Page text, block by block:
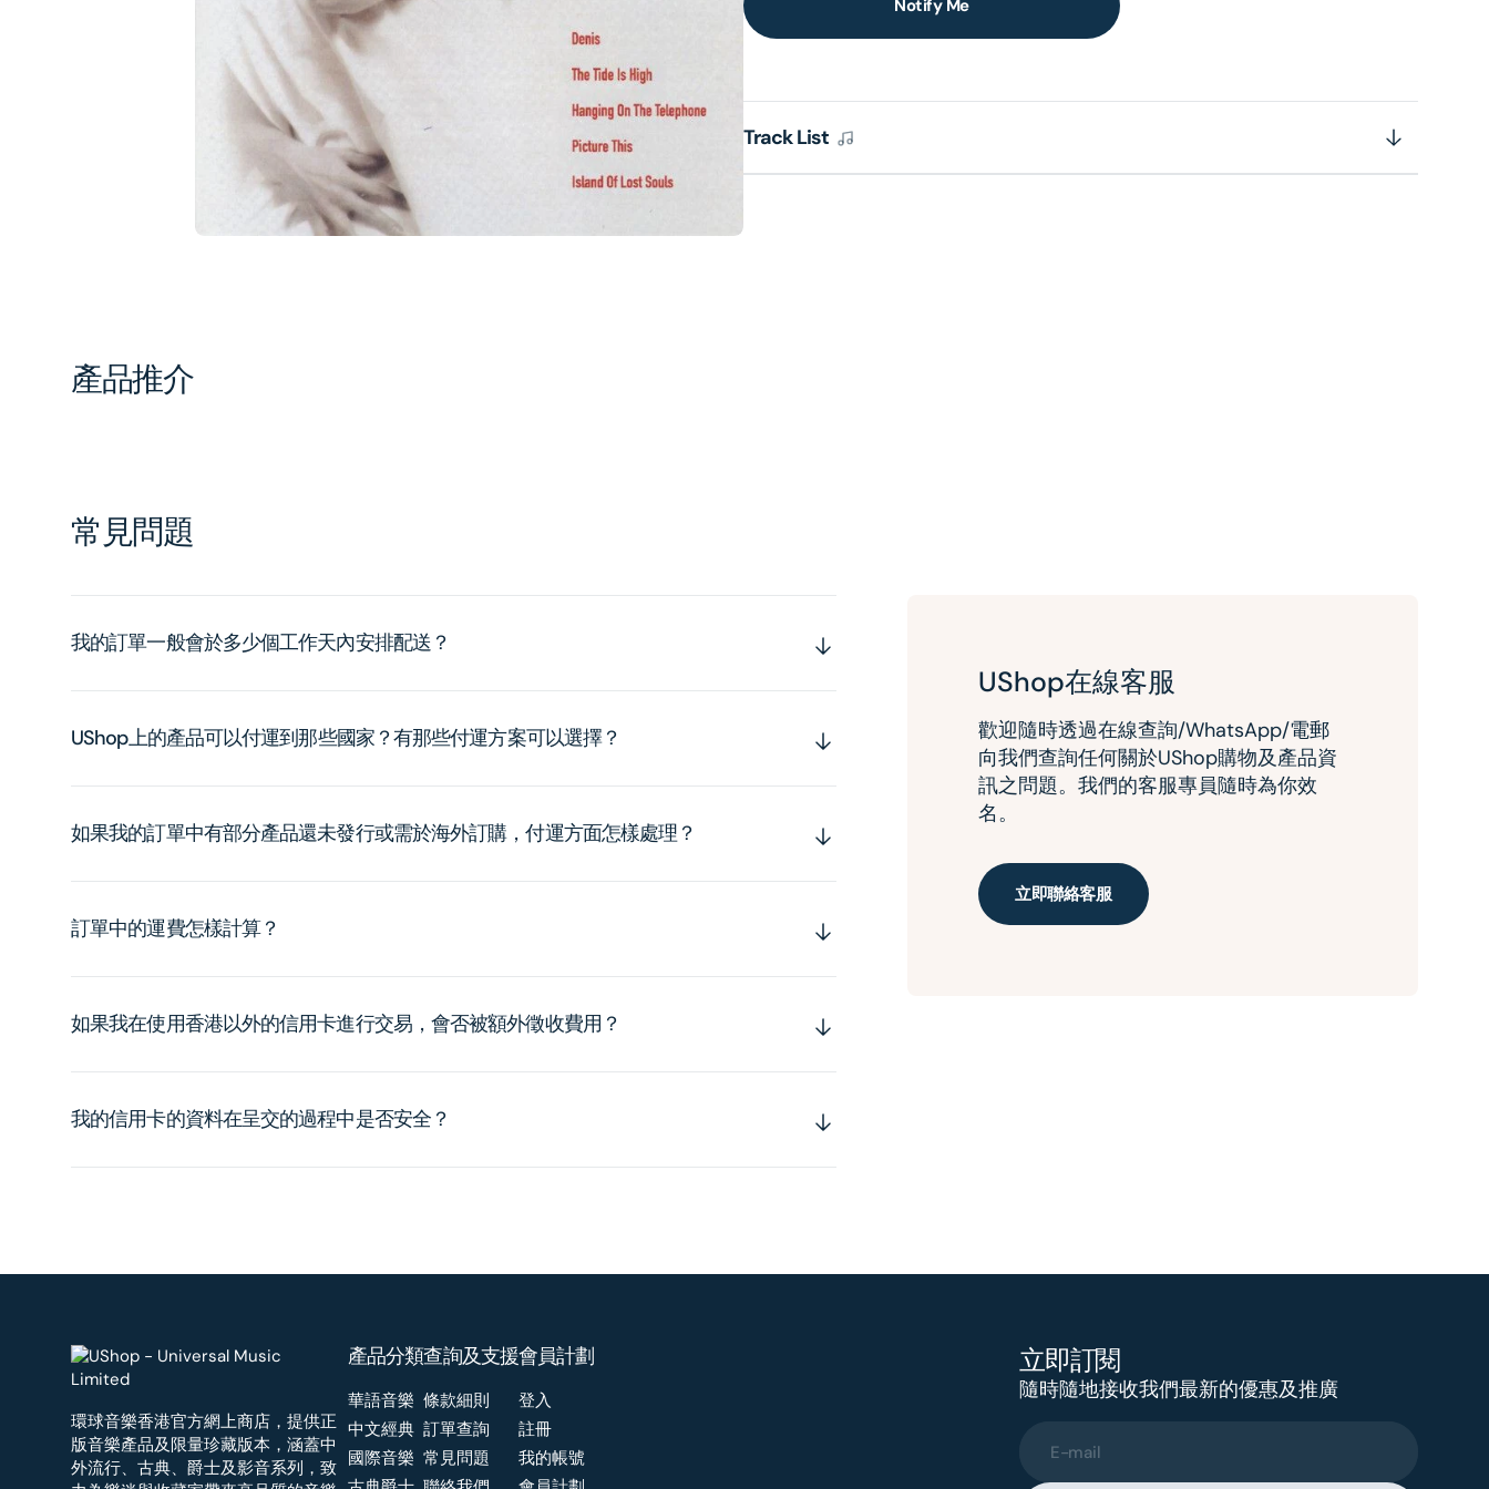
Notify Me
Track List
產品推介
常見問題
我的訂單一般會於多少個工作天內安排配送？
UShop上的產品可以付運到那些國家？有那些付運方案可以選擇？
如果我的訂單中有部分產品還未發行或需於海外訂購，付運方面怎樣處理？
訂單中的運費怎樣計算？
如果我在使用香港以外的信用卡進行交易，會否被額外徵收費用？
我的信用卡的資料在呈交的過程中是否安全？
UShop在線客服
歡迎隨時透過在線查詢/WhatsApp/電郵
向我們查詢任何關於UShop購物及產品資
訊之問題。我們的客服專員隨時為你效
名。
立即聯絡客服
環球音樂香港官方網上商店，提供正
版音樂產品及限量珍藏版本，涵蓋中
外流行、古典、爵士及影音系列，致
產品分類
華語音樂
中文經典
國際音樂
查詢及支援
條款細則
訂單查詢
常見問題
會員計劃
登入
註冊
我的帳號
立即訂閱
隨時隨地接收我們最新的優惠及推廣
E-mail